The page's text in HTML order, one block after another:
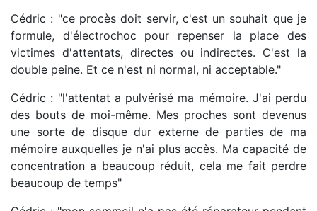
Cédric : "ce procès doit servir, c'est un souhait que je
formule, d'électrochoc pour repenser la place des
victimes d'attentats, directes ou indirectes. C'est la
double peine. Et ce n'est ni normal, ni acceptable."
Cédric : "l'attentat a pulvérisé ma mémoire. J'ai perdu
des bouts de moi-même. Mes proches sont devenus
une sorte de disque dur externe de parties de ma
mémoire auxquelles je n'ai plus accès. Ma capacité de
concentration a beaucoup réduit, cela me fait perdre
beaucoup de temps"